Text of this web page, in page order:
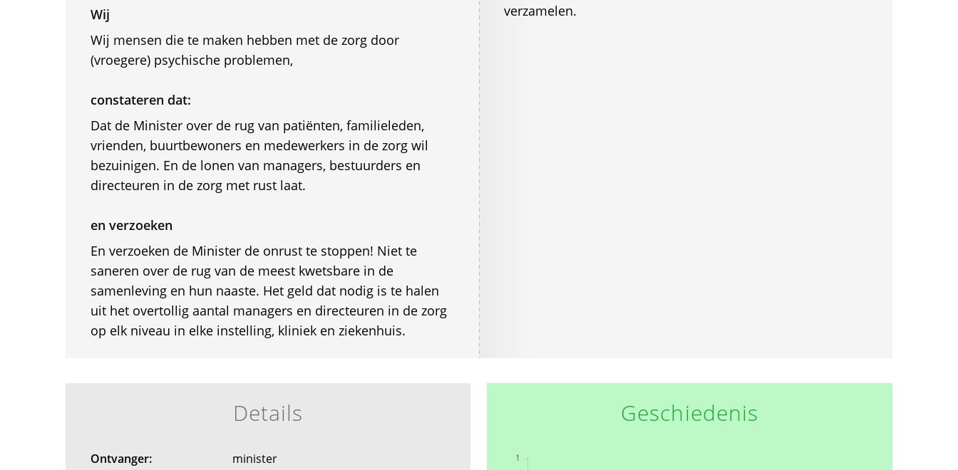
Wij
Wij mensen die te maken hebben met de zorg door
(vroegere) psychische problemen,
constateren dat:
Dat de Minister over de rug van patiënten, familieleden,
vrienden, buurtbewoners en medewerkers in de zorg wil
bezuinigen. En de lonen van managers, bestuurders en
directeuren in de zorg met rust laat.
en verzoeken
En verzoeken de Minister de onrust te stoppen! Niet te
saneren over de rug van de meest kwetsbare in de
samenleving en hun naaste. Het geld dat nodig is te halen
uit het overtollig aantal managers en directeuren in de zorg
op elk niveau in elke instelling, kliniek en ziekenhuis.
verzamelen.
Details
Ontvanger:
minister
Geschiedenis